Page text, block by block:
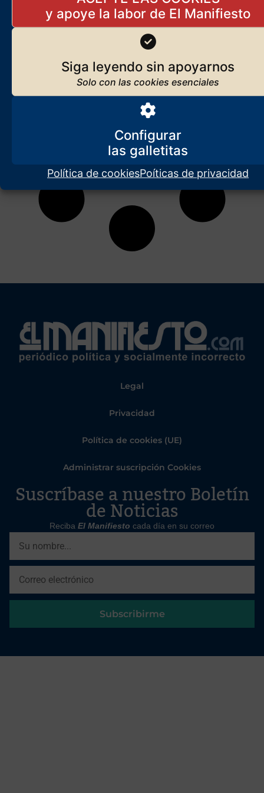
Siga leyendo sin apoyarnos
Configurar
Política de cookiesPoíticas de privacidad
Legal
Privacidad
Política de cookies (UE)
Administrar suscripción Cookies
Suscríbase a nuestro Boletín
de Noticias
Reciba El Manifiesto cada día en su correo
Subscribirme